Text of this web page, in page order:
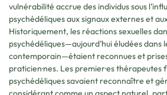
vulnérabilité accrue des individus sous
psychédéliques aux signaux externes et
Historiquement, les réactions sexuelles
psychédéliques—aujourd’hui éludées dans
contemporain—étaient reconnues et
praticien·nes. Les premier·es thérapeutes
psychédéliques savaient reconnaître et